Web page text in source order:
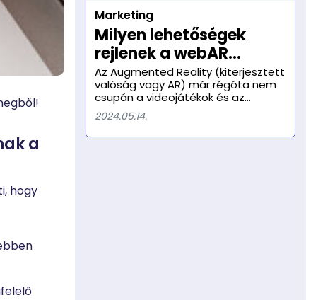
a
hogy
Katalóniai Műszaki Egyetem és a
Mamiraua Fenntartható Fejlődés
Intézete együttműködésének
eredményeként mesterséges
neurális hálózatot alkalmaztak az
amazonasi torkolati és rózsaszín
folyami delfinek hangjának
monitorozására.
Marketing
Milyen lehetőségek
rejlenek a webAR
technológiában a
weboldalakon?
Az Augmented Reality (kiterjesztett
valóság vagy AR) már régóta nem
csupán a videojátékok és az
okostelefon alkalmazások
kiváltsága. Az elmúlt években az AR
technológia megérkezett a
2024.05.14.